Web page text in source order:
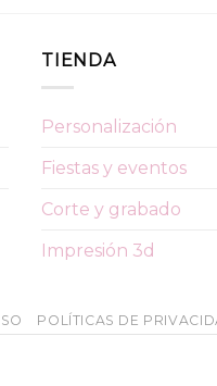
TIENDA
Personalización
Fiestas y eventos
Corte y grabado
Impresión 3d
POLÍTICAS DE